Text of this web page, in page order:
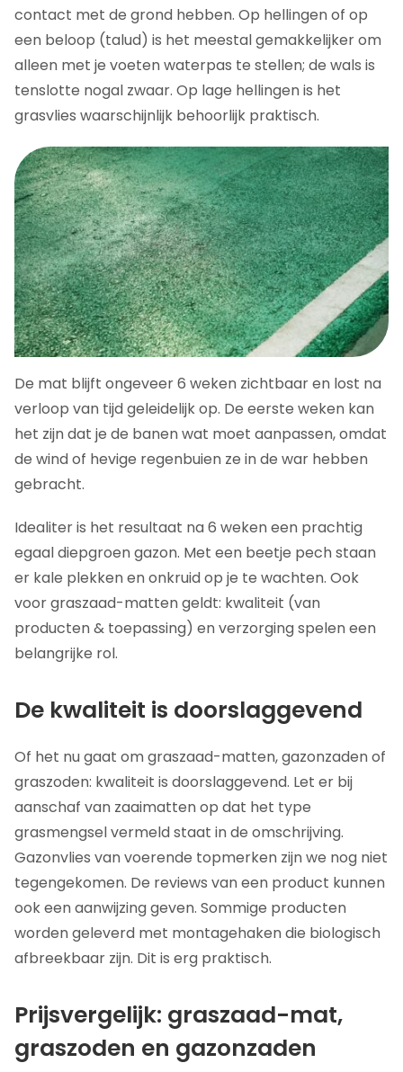
contact met de grond hebben. Op hellingen of op
een beloop (talud) is het meestal gemakkelijker om
alleen met je voeten waterpas te stellen; de wals is
tenslotte nogal zwaar. Op lage hellingen is het
grasvlies waarschijnlijk behoorlijk praktisch.
De mat blijft ongeveer 6 weken zichtbaar en lost na
verloop van tijd geleidelijk op. De eerste weken kan
het zijn dat je de banen wat moet aanpassen, omdat
de wind of hevige regenbuien ze in de war hebben
gebracht.
Idealiter is het resultaat na 6 weken een prachtig
egaal diepgroen gazon. Met een beetje pech staan ​​
er kale plekken en onkruid op je te wachten. Ook
voor graszaad-matten geldt: kwaliteit (van
producten & toepassing) en verzorging spelen een
belangrijke rol.
De kwaliteit is doorslaggevend
Of het nu gaat om graszaad-matten, gazonzaden of
graszoden: kwaliteit is doorslaggevend. Let er bij
aanschaf van zaaimatten op dat het type
grasmengsel vermeld staat in de omschrijving.
Gazonvlies van voerende topmerken zijn we nog niet
tegengekomen. De reviews van een product kunnen
ook een aanwijzing geven. Sommige producten
worden geleverd met montagehaken die biologisch
afbreekbaar zijn. Dit is erg praktisch.
Prijsvergelijk: graszaad-mat,
graszoden en gazonzaden